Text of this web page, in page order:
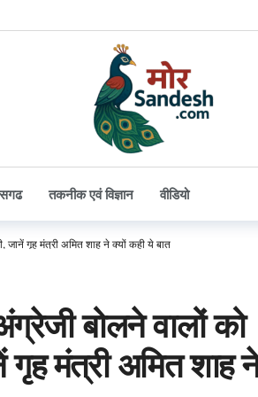
तकनीक एवं विज्ञान वीडियो
जानें गृह मंत्री अमित शाह ने क्यों कही ये बात
बोलने वालों को
गृह मंत्री अमित शाह